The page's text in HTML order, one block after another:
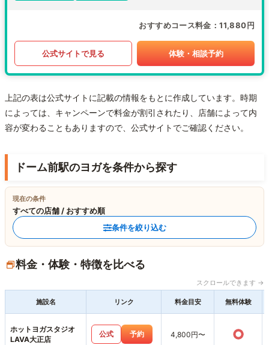
おすすめコース料金 11,880円
公式サイトで見る 体験・相談予約
上記の表は公式サイトに記載の情報をもとに作成しています。時期
によっては、キャンペーンで料金が割引されたり、店舗によって内
容が変わることもありますので、公式サイトでご確認ください。
ドーム前駅のヨガを条件から探す
現在の条件
すべての店舗 / おすすめ順
条件を絞り込む
料金・体験・特徴を比べる
スクロールできます →
施設名 リンク 料金目安 無料体験
ホットヨガスタジオ
LAVA大正店
公式 予約 4,800円〜 ○